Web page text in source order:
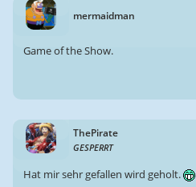
mermaidman
Game of the Show.
ThePirate
GESPERRT
Hat mir sehr gefallen wird geholt.